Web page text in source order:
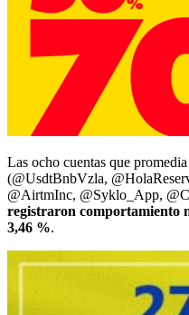
Las ocho cuentas que
(@UsdtBnbVzla,
@AirtmInc, @Syklo_App,
registraron comportamiento
3,46 %.